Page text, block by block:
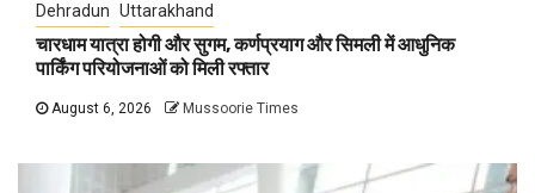
Dehradun Uttarakhand
चारधाम यात्रा होगी और सुगम, कर्णप्रयाग और सिमली में आधुनिक
पार्किंग परियोजनाओं को मिली रफ्तार
August 6, 2026 Mussoorie Times